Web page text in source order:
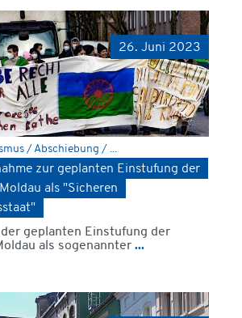
26. Juni 2023
/ Abschiebung / ...
zur geplanten Einstufung der
als "Sicheren
geplanten Einstufung der
als sogenannter ...